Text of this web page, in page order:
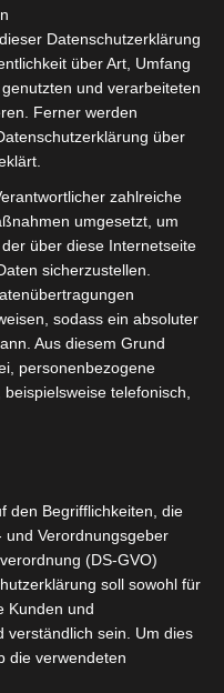
»Ligue 1»Spieltag 1
– 25. Nov 2021 –
Ligue 1
16. Okt –
Datenschutzerklärung
über Art, Umfang
und verarbeiteten
Ferner werden
über
zahlreiche
umgesetzt, um
über diese Internetseite
sicherzustellen.
sodass ein absoluter
Aus diesem Grund
personenbezogene
telefonisch,
den Begrifflichkeiten, die
und Verordnungsgeber
(DS-GVO)
soll sowohl für
Kunden und
verständlich sein. Um dies
die verwendeten